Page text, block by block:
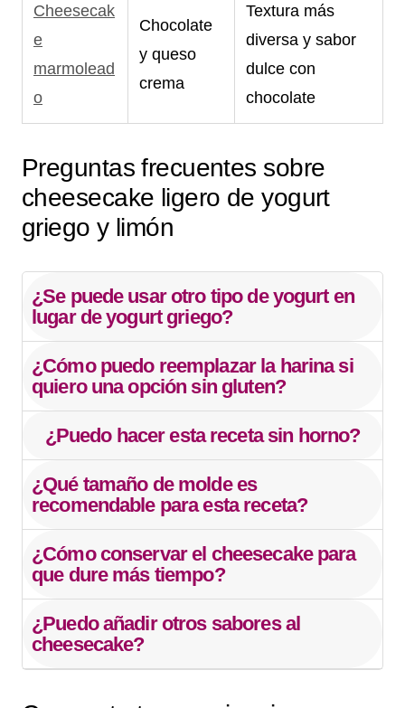
Cheesecak
e
marmolead
o
Chocolate
y queso
crema
Textura más
diversa y sabor
dulce con
chocolate
Preguntas frecuentes sobre
cheesecake ligero de yogurt
griego y limón
¿Se puede usar otro tipo de yogurt en
lugar de yogurt griego?
¿Cómo puedo reemplazar la harina si
quiero una opción sin gluten?
¿Puedo hacer esta receta sin horno?
¿Qué tamaño de molde es
recomendable para esta receta?
¿Cómo conservar el cheesecake para
que dure más tiempo?
¿Puedo añadir otros sabores al
cheesecake?